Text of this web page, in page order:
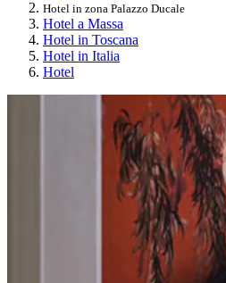
Hotel in zona Palazzo Ducale
Hotel a Massa
Hotel in Toscana
Hotel in Italia
Hotel